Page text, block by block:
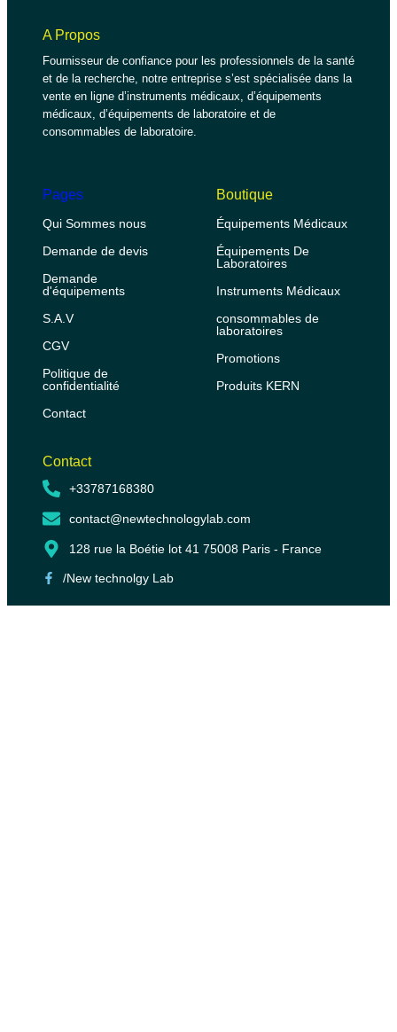
A Propos
Fournisseur de confiance pour les professionnels de la santé
et de la recherche, notre entreprise s’est spécialisée dans la
vente en ligne d’instruments médicaux, d’équipements
médicaux, d’équipements de laboratoire et de
consommables de laboratoire.
Pages
Qui Sommes nous
Demande de devis
Demande
d'équipements
S.A.V
CGV
Politique de
confidentialité
Contact
Boutique
Équipements Médicaux
Équipements De
Laboratoires
Instruments Médicaux
consommables de
laboratoires
Promotions
Produits KERN
Contact
+33787168380
contact@newtechnologylab.com
128 rue la Boétie lot 41 75008 Paris - France
/New technolgy Lab